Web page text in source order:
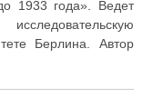
1933 года». Ведет
Берлина. Автор